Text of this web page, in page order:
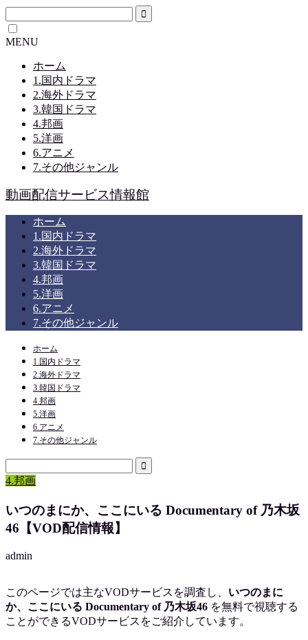
MENU
ホーム
1.国内ドラマ
2.海外ドラマ
3.韓国ドラマ
4.邦画
5.洋画
6.アニメ
7.その他ジャンル
動画配信サービス情報館
ホーム
1.国内ドラマ
2.海外ドラマ
3.韓国ドラマ
4.邦画
5.洋画
6.アニメ
7.その他ジャンル
ホーム
1.国内ドラマ
2.海外ドラマ
3.韓国ドラマ
4.邦画
5.洋画
6.アニメ
7.その他ジャンル
4.邦画
いつのまにか、ここにいる Documentary of 乃木坂
46【VOD配信情報】
admin
このページでは主なVODサービスを調査し、 いつのまに
か、ここにいる Documentary of 乃木坂46 を無料で視聴する
ことができるVODサービスをご紹介しています。